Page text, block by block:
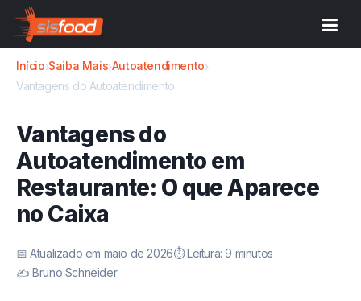
Início›Saiba Mais›Autoatendimento›
Vantagens do Autoatendimento
Vantagens do
Autoatendimento em
Restaurante: O que Aparece
no Caixa
📅 Atualizado em maio de 2026⏱️ Leitura: 9 minutos
✍️ Bruno Schneider